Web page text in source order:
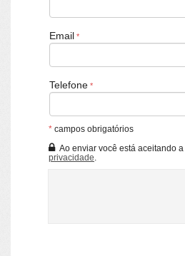
Email
Telefone
* campos obrigatórios
Ao enviar você está aceitando a
privacidade